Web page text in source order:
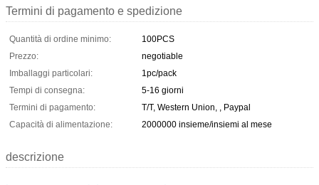
Termini di pagamento e spedizione
Quantità di ordine minimo:
100PCS
Prezzo:
negotiable
Imballaggi particolari:
1pc/pack
Tempi di consegna:
5-16 giorni
Termini di pagamento:
T/T, Western Union, , Paypal
Capacità di alimentazione:
2000000 insieme/insiemi al mese
descrizione